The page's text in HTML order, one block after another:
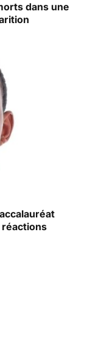
dans une